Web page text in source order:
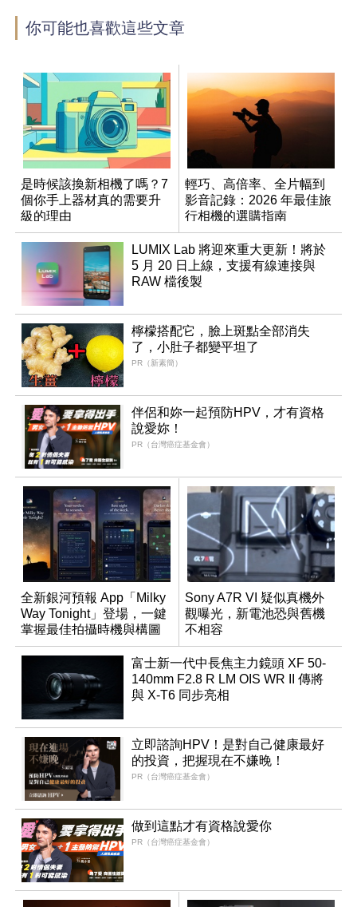
你可能也喜歡這些文章
是時候該換新相機了嗎？7
個你手上器材真的需要升
級的理由
輕巧、高倍率、全片幅到
影音記錄：2026 年最佳旅
行相機的選購指南
LUMIX Lab 將迎來重大更新！將於
5 月 20 日上線，支援有線連接與
RAW 檔後製
檸檬搭配它，臉上斑點全部消失
了，小肚子都變平坦了
PR（新素簡）
伴侶和妳一起預防HPV，才有資格
說愛妳！
PR（台灣癌症基金會）
全新銀河預報 App「Milky
Way Tonight」登場，一鍵
掌握最佳拍攝時機與構圖
Sony A7R VI 疑似真機外
觀曝光，新電池恐與舊機
不相容
富士新一代中長焦主力鏡頭 XF 50-
140mm F2.8 R LM OIS WR II 傳將
與 X-T6 同步亮相
立即諮詢HPV！是對自己健康最好
的投資，把握現在不嫌晚！
PR（台灣癌症基金會）
做到這點才有資格說愛你
PR（台灣癌症基金會）